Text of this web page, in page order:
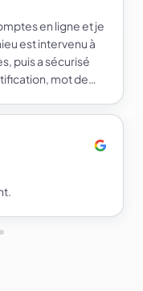
en ligne et je
est intervenu à
puis a sécurisé
mot de
de mes comptes.